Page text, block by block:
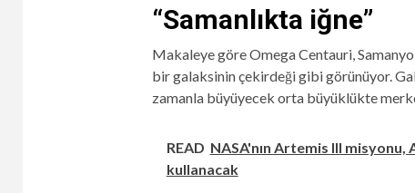
“Samanlıkta iğne”
Makaleye göre Omega Centauri,
bir galaksinin çekirdeği gibi görünüyor.
zamanla büyüyecek orta büyüklükte
READ NASA'nın Artemis III
kullanacak